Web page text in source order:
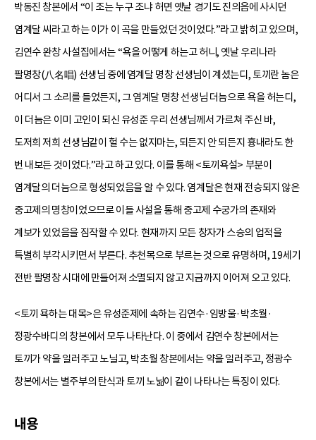
박동진 창본에서 “이 조는 누구 조냐 허면 옛날 경기도 진의읍에 사시던
염계달 씨라고 하는 이가 이 곡을 만들었던 것이었다.”라고 밝히고 있으며,
김연수 완창 사설집에서는 “욕을 어떻게 하는고 허니, 옛날 우리나라
팔명창(八名唱) 선생님 중에 염계달 명창 선생님이 계셨는디, 토끼란 놈은
어디서 그 소리를 들었든지, 그 염계달 명창 선생님 더늠으로 욕을 허는디,
이 더늠은 이미 고인이 되신 유성준 우리 선생님께서 가르쳐 주신 바,
도저희 저희 선생님같이 헐 수는 없지마는, 되든지 안 되든지 흉내라도 한
번 내보든 것이었다.”라고 하고 있다. 이를 통해 <토끼욕설> 부분이
염계달의 더늠으로 형성되었음을 알 수 있다. 염계달은 현재 전승되지 않은
중고제의 명창이었으므로 이들 사설을 통해 중고제 수궁가의 존재와
계보가 있었음을 짐작할 수 있다. 현재까지 모든 창자가 스승의 업적을
특별히 부각시키면서 부른다. 추천목으로 부르는 것으로 유명하며, 19세기
전반 팔명창 시대에 만들어져 소멸되지 않고 지금까지 이어져 오고 있다.
<토끼 욕하는 대목>은 유성준제에 속하는 김연수·임방울·박초월·
정광수바디의 창본에서 모두 나타난다. 이 중에서 김연수 창본에서는
토끼가 약을 일러주고 노닐고, 박초월 창본에서는 약을 일러주고, 정광수
창본에서는 별주부의 탄식과 토끼 노닒이 같이 나타나는 특징이 있다.
내용